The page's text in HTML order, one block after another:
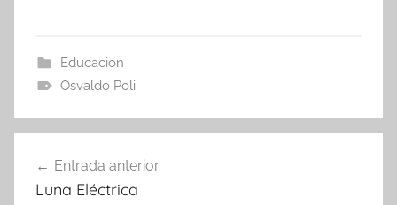
Educacion
Osvaldo Poli
de
Entrada anterior
Luna Eléctrica